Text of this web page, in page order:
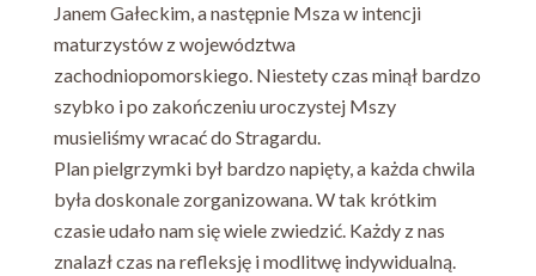
Janem Gałeckim, a następnie Msza w intencji
maturzystów z województwa
zachodniopomorskiego. Niestety czas minął bardzo
szybko i po zakończeniu uroczystej Mszy
musieliśmy wracać do Stragardu.
Plan pielgrzymki był bardzo napięty, a każda chwila
była doskonale zorganizowana. W tak krótkim
czasie udało nam się wiele zwiedzić. Każdy z nas
znalazł czas na refleksję i modlitwę indywidualną.